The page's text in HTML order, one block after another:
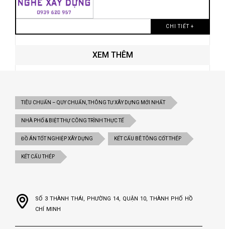
CHI TIẾT +
XEM THÊM
TIÊU CHUẨN – QUY CHUẨN, THÔNG TƯ XÂY DỰNG MỚI NHẤT
NHÀ PHỐ & BIỆT THỰ CÔNG TRÌNH THỰC TẾ
ĐỒ ÁN TỐT NGHIỆP XÂY DỰNG KẾT CẤU BÊ TÔNG CỐT THÉP
KẾT CẤU THÉP
SỐ 3 THÀNH THÁI, PHƯỜNG 14, QUẬN 10, THÀNH PHỐ HỒ
CHÍ MINH